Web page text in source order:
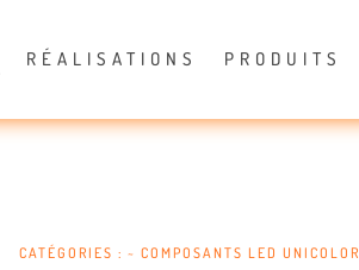
RÉALISATIONS PRODUITS
CATÉGORIES : ~ COMPOSANTS LED UNICOLOR